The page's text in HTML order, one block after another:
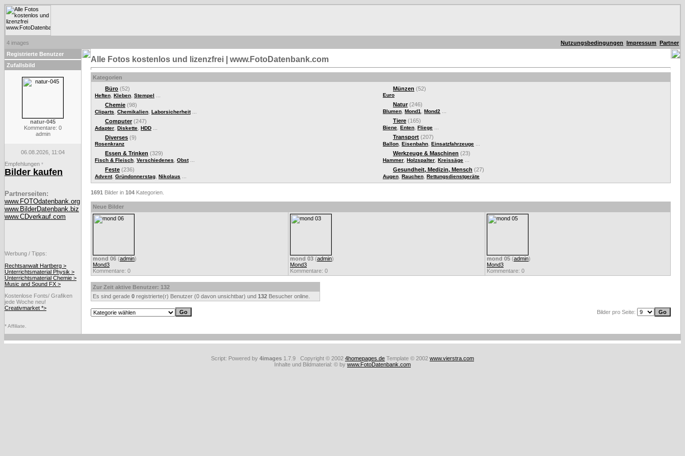
4 images Nutzungsbedingungen Impressum Partner
Registrierte Benutzer
Zufallsbild
natur-045
Kommentare: 0
admin
06.08.2026, 11:04
Empfehlungen *
Bilder kaufen
Partnerseiten:
www.FOTOdatenbank.org
www.BilderDatenbank.biz
www.CDverkauf.com
Werbung / Tipps:
Rechtsanwalt Hartberg >
Unterrichtsmaterial Physik >
Unterrichtsmaterial Chemie >
Music and Sound FX >
Kostenlose Fonts/ Grafiken
jede Woche neu!
Creativmarket *>
* Affiliate.
Alle Fotos kostenlos und lizenzfrei | www.FotoDatenbank.com
Kategorien
Büro (52)
Heften Kleben Stempel
Chemie (98)
Cliparts Chemikalien Laborsicherheit...
Computer(247)
Adapter Diskette HDD
Diverses (9)
Rosenkranz
Essen & Trinken (329)
Fisch & Fleisch Verschiedenes Obst...
Feste (236)
Advent, Gründonnerstag Nikolaus
Münzen (52)
Euro
Natur(246)
Blumen Mond1 Mond2
Tiere (165)
Biene Enten Fliege
Transport (207)
Ballon Eisenbahn Einsatzfahrzeuge
Werkzeuge & Maschinen (23)
Hammer Holzspalter Kreissäge
Gesundheit, Medizin, Mensch (27)
Augen Rauchen Rettungsdienstgeräte
1691 Bilder in 104 Kategorien.
Neue Bilder
mond 06 (admin)
Mond3
Kommentare: 0
mond 03 (admin)
Mond3
Kommentare: 0
mond 05 (admin)
Mond3
Kommentare: 0
Zur Zeit aktive Benutzer: 132
Es sind gerade 0 registrierte(r) Benutzer (0 davon unsichtbar) und 132 Besucher online.
Bilder pro Seite:
Script: Powered by 4images 1.7.9 Copyright © 2002 4homepages.de Template © 2002 www.vierstra.com
Inhalte und Bildmaterial: © by www.FotoDatenbank.com